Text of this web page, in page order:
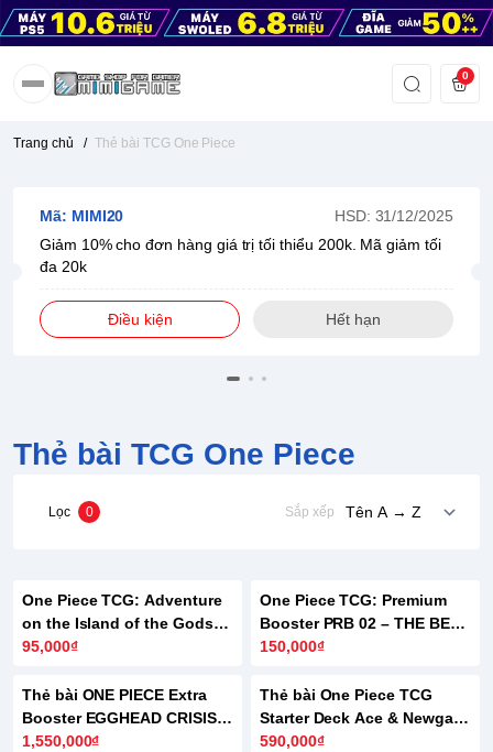
0
Trang chủ / Thẻ bài TCG One Piece
Mã: MIMI20
HSD: 31/12/2025
Giảm 10% cho đơn hàng giá trị tối thiểu 200k. Mã giảm tối
đa 20k
Điều kiện Hết hạn
Thẻ bài TCG One Piece
Lọc 0 Sắp xếp
One Piece TCG: Adventure
on the Island of the Gods
OP-15 Booster Box
95,000₫
One Piece TCG: Premium
Booster PRB 02 – THE BEST
Vol.2 [PRB‑02] (Bandai)
150,000₫
Thẻ bài ONE PIECE Extra
Booster EGGHEAD CRISIS
EB-04
1,550,000₫
Thẻ bài One Piece TCG
Starter Deck Ace & Newgate
[ST-22] Japanese Version
590,000₫